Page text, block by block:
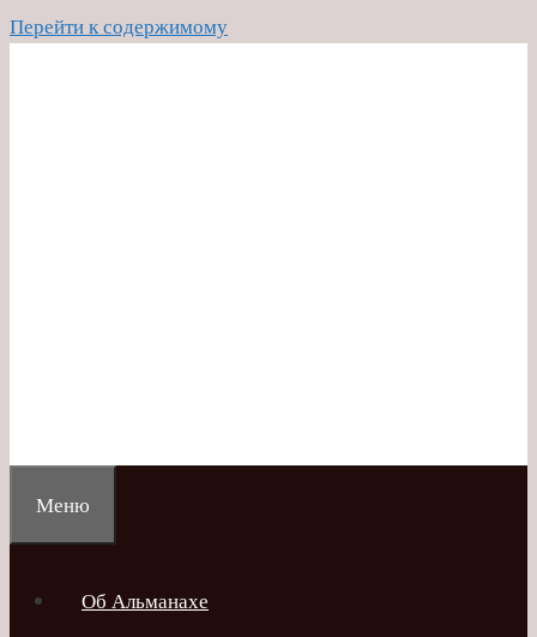
Перейти к содержимому
Меню
Об Альманахе